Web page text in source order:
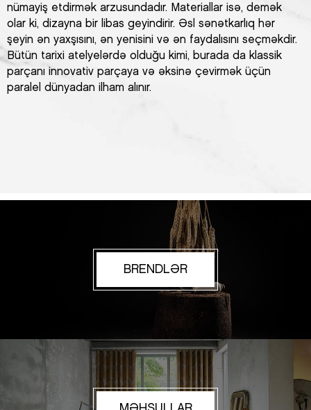
nümayiş etdirmək arzusundadır. Materiallar isə, demək
olar ki, dizayna bir libas geyindirir. Əsl sənətkarlıq hər
şeyin ən yaxşısını, ən yenisini və ən faydalısını seçməkdir.
Bütün tarixi atelyelərdə olduğu kimi, burada da klassik
parçanı innovativ parçaya və əksinə çevirmək üçün
paralel dünyadan ilham alınır.
BRENDLƏR